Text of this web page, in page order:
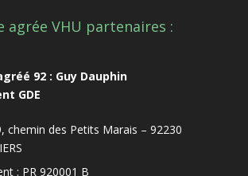
agrée VHU partenaires :
92 : Guy Dauphin
GDE
chemin des Petits Marais – 92230
: PR 920001 B